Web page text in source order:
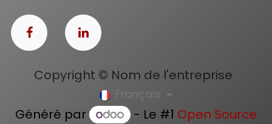
Copyright © Nom de l'entreprise
Français
Généré par - Le #1 Open Source